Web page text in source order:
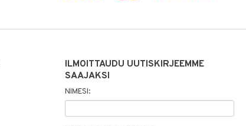
ILMOITTAUDU UUTISKIRJEEMME
SAAJAKSI
NIMESI: